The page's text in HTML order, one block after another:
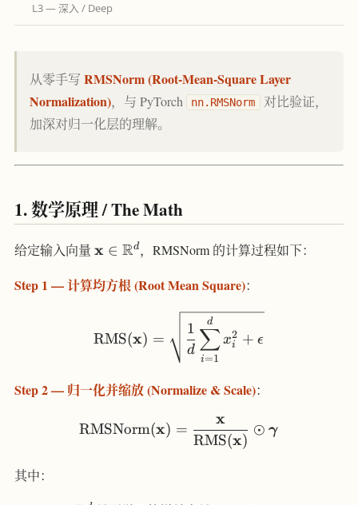
L3 — 深入 / Deep
从零手写 RMSNorm (Root-Mean-Square Layer
Normalization)，与 PyTorch nn.RMSNorm
对比验证，
加深对归一化层的理解。
1. 数学原理 / The Math
给定输入向量 \mathbf{x}
\mathbb{R}^d
x ∈ Rd ，RMSNorm 的计算过程如下：
Step 1 — 计算均方根 (Root Mean Square)：
RMS(x) =
d
1
i=1
∑
d
xi
2 + ϵ
Step 2 — 归一化并缩放 (Normalize & Scale)：
RMSNorm(x) =
RMS(x)
x
⊙ γ
其中：